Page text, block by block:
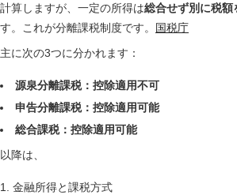
計算しますが、一定の所得は総合せず別に税額
す。これが分離課税制度です。
国税庁
主に次の3つに分かれます：
源泉分離課税：控除適用不可
申告分離課税：控除適用可能
総合課税：控除適用可能
以降は、
金融所得と課税方式